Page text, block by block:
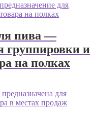
пива —
группировки и
на полках